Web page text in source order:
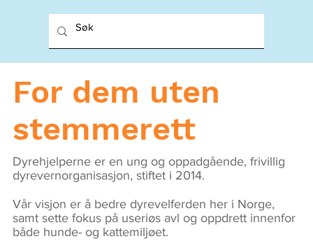
For dem uten
stemmerett
Dyrehjelperne er en ung og oppadgående, frivillig
dyrevernorganisasjon, stiftet i 2014.
Vår visjon er å bedre dyrevelferden her i Norge,
samt sette fokus på useriøs avl og oppdrett innenfor
både hunde- og kattemiljøet.